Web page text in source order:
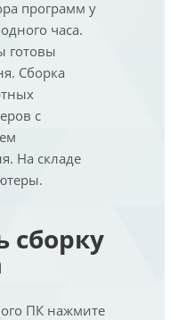
программ у
часа.
готовы
Сборка
с
На складе
сборку
ПК нажмите